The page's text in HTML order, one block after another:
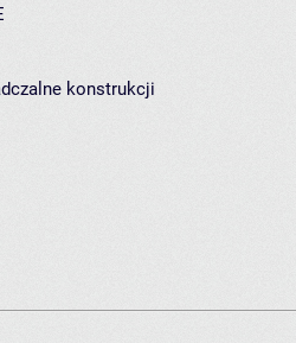
konstrukcji